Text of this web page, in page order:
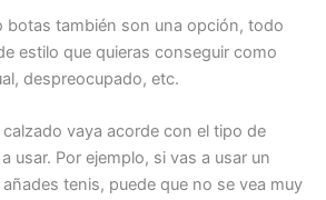
botas también son una opción, todo
estilo que quieras conseguir como
despreocupado, etc.
vaya acorde con el tipo de
usar. Por ejemplo, si vas a usar un
tenis, puede que no se vea muy